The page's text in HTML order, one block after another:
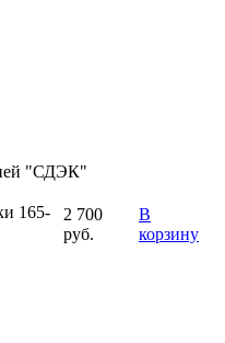
"СДЭК"
165-
2 700
руб.
В
корзину